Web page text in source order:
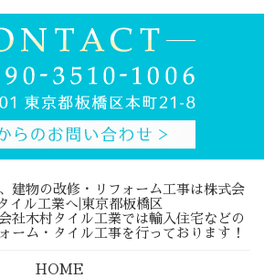
社木村タイル工業では輸入住宅などの
ーム・タイル工事を行っております！
HOME